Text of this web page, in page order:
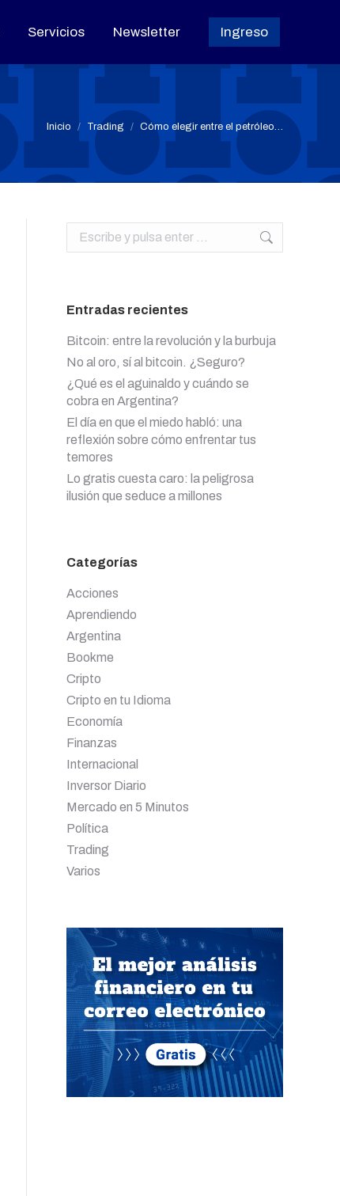
Servicios Newsletter Ingreso
Estás aquí:
Inicio Trading Cómo elegir entre el petróleo…
Buscar:
Entradas recientes
Bitcoin: entre la revolución y la burbuja
No al oro, sí al bitcoin. ¿Seguro?
¿Qué es el aguinaldo y cuándo se
cobra en Argentina?
El día en que el miedo habló: una
reflexión sobre cómo enfrentar tus
temores
Lo gratis cuesta caro: la peligrosa
ilusión que seduce a millones
Categorías
Acciones
Aprendiendo
Argentina
Bookme
Cripto
Cripto en tu Idioma
Economía
Finanzas
Internacional
Inversor Diario
Mercado en 5 Minutos
Política
Trading
Varios
Servicios Newsletter Ingreso